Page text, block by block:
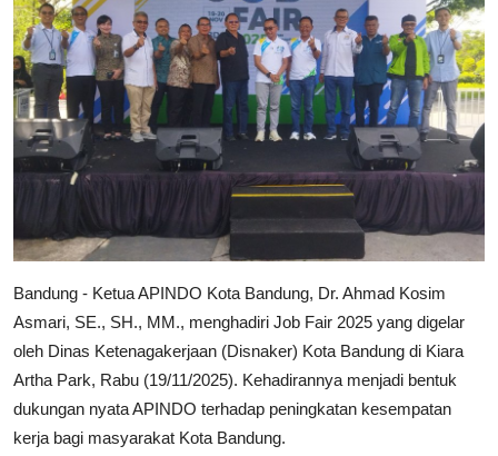
Pandemi COVID-19
Industri Gadget dan Elektronik
Konsumen
Bandung - Ketua APINDO Kota Bandung, Dr. Ahmad Kosim
Asmari, SE., SH., MM., menghadiri Job Fair 2025 yang digelar
oleh Dinas Ketenagakerjaan (Disnaker) Kota Bandung di Kiara
Artha Park, Rabu (19/11/2025). Kehadirannya menjadi bentuk
dukungan nyata APINDO terhadap peningkatan kesempatan
kerja bagi masyarakat Kota Bandung.